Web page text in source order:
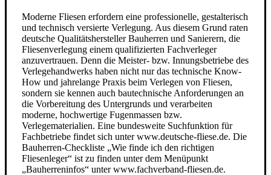
Moderne Fliesen erfordern eine professionelle, gestalterisch
und technisch versierte Verlegung. Aus diesem Grund raten
deutsche Qualitätshersteller Bauherren und Sanierern, die
Fliesenverlegung einem qualifizierten Fachverleger
anzuvertrauen. Denn die Meister- bzw. Innungsbetriebe des
Verlegehandwerks haben nicht nur das technische Know-
How und jahrelange Praxis beim Verlegen von Fliesen,
sondern sie kennen auch bautechnische Anforderungen an
die Vorbereitung des Untergrunds und verarbeiten
moderne, hochwertige Fugenmassen bzw.
Verlegematerialien. Eine bundesweite Suchfunktion für
Fachbetriebe findet sich unter www.deutsche-fliese.de. Die
Bauherren-Checkliste „Wie finde ich den richtigen
Fliesenleger“ ist zu finden unter dem Menüpunkt
„Bauherreninfos“ unter www.fachverband-fliesen.de.